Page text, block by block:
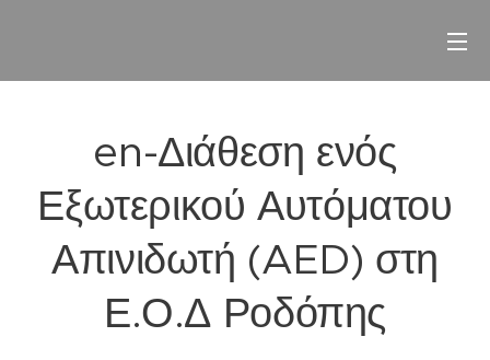
en-Διάθεση ενός
Εξωτερικού Αυτόματου
Απινιδωτή (AED) στη
Ε.Ο.Δ Ροδόπης